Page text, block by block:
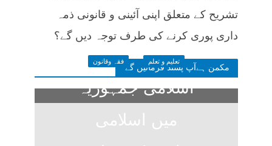
تشریح کے متعلق اپنی آئینی و قانونی ذمہ
داری پوری کرنے کی طرف توجہ دیں گے؟
مکمن ہےآپ پسند فرمائیں گے
تعلیم و تعلم فقہ وقانون
اسلامی جمہوریہ
میں اسلامی